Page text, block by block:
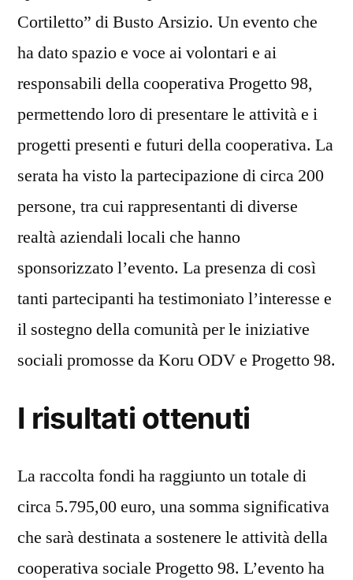
Cortiletto” di Busto Arsizio. Un evento che
ha dato spazio e voce ai volontari e ai
responsabili della cooperativa Progetto 98,
permettendo loro di presentare le attività e i
progetti presenti e futuri della cooperativa. La
serata ha visto la partecipazione di circa 200
persone, tra cui rappresentanti di diverse
realtà aziendali locali che hanno
sponsorizzato l’evento. La presenza di così
tanti partecipanti ha testimoniato l’interesse e
il sostegno della comunità per le iniziative
sociali promosse da Koru ODV e Progetto 98.
I risultati ottenuti
La raccolta fondi ha raggiunto un totale di
circa 5.795,00 euro, una somma significativa
che sarà destinata a sostenere le attività della
cooperativa sociale Progetto 98. L’evento ha